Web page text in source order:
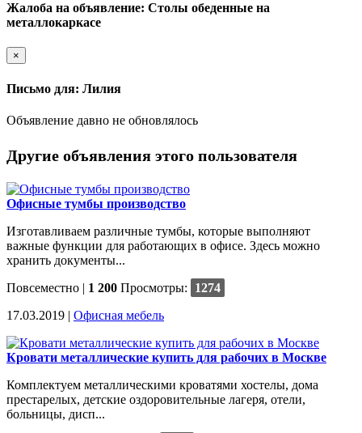
Жалоба на объявление: Столы обеденные на
металлокаркасе
×
Письмо для: Лилия
Объявление давно не обновлялось
Другие объявления этого пользователя
Офисные тумбы производство
Изготавливаем различные тумбы, которые выполняют
важные функции для работающих в офисе. Здесь можно
хранить документы...
Повсеместно | 1 200 Просмотры:
1274
17.03.2019 | Офисная мебель
Кровати металлические купить для рабочих в Москве
Комплектуем металлическими кроватями хостелы, дома
престарелых, детские оздоровительные лагеря, отели,
больницы, дисп...